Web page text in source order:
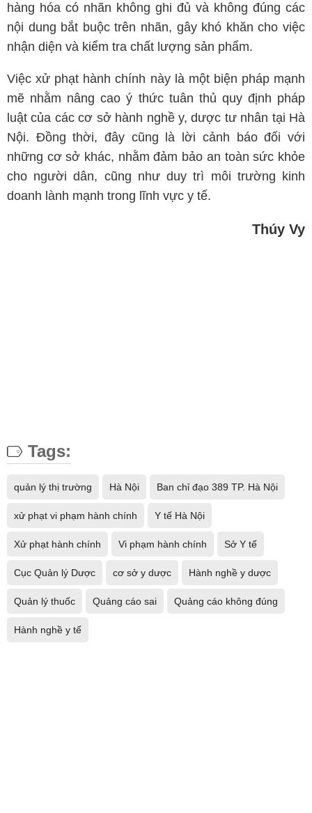
hàng hóa có nhãn không ghi đủ và không đúng các
nội dung bắt buộc trên nhãn, gây khó khăn cho việc
nhận diện và kiểm tra chất lượng sản phẩm.
Việc xử phạt hành chính này là một biện pháp mạnh
mẽ nhằm nâng cao ý thức tuân thủ quy định pháp
luật của các cơ sở hành nghề y, dược tư nhân tại Hà
Nội. Đồng thời, đây cũng là lời cảnh báo đối với
những cơ sở khác, nhằm đảm bảo an toàn sức khỏe
cho người dân, cũng như duy trì môi trường kinh
doanh lành mạnh trong lĩnh vực y tế.
Thúy Vy
Tags:
quản lý thị trường Hà Nội Ban chỉ đạo 389 TP. Hà Nội
xử phạt vi phạm hành chính Y tế Hà Nội
Xử phạt hành chính Vi phạm hành chính Sở Y tế
Cục Quản lý Dược cơ sở y dược Hành nghề y dược
Quản lý thuốc Quảng cáo sai Quảng cáo không đúng
Hành nghề y tế